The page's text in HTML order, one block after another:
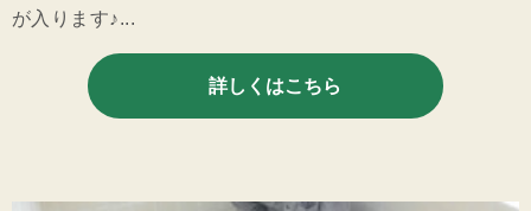
が入ります♪...
詳しくはこちら